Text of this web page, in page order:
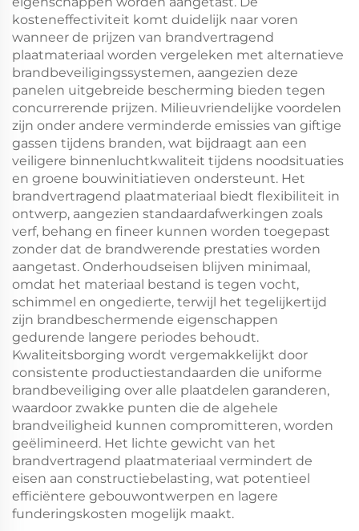
kosteneffectiviteit komt duidelijk naar voren
wanneer de prijzen van brandvertragend
plaatmateriaal worden vergeleken met alternatieve
brandbeveiligingssystemen, aangezien deze
panelen uitgebreide bescherming bieden tegen
concurrerende prijzen. Milieuvriendelijke voordelen
zijn onder andere verminderde emissies van giftige
gassen tijdens branden, wat bijdraagt aan een
veiligere binnenluchtkwaliteit tijdens noodsituaties
en groene bouwinitiatieven ondersteunt. Het
brandvertragend plaatmateriaal biedt flexibiliteit in
ontwerp, aangezien standaardafwerkingen zoals
verf, behang en fineer kunnen worden toegepast
zonder dat de brandwerende prestaties worden
aangetast. Onderhoudseisen blijven minimaal,
omdat het materiaal bestand is tegen vocht,
schimmel en ongedierte, terwijl het tegelijkertijd
zijn brandbeschermende eigenschappen
gedurende langere periodes behoudt.
Kwaliteitsborging wordt vergemakkelijkt door
consistente productiestandaarden die uniforme
brandbeveiliging over alle plaatdelen garanderen,
waardoor zwakke punten die de algehele
brandveiligheid kunnen compromitteren, worden
geëlimineerd. Het lichte gewicht van het
brandvertragend plaatmateriaal vermindert de
eisen aan constructiebelasting, wat potentieel
efficiëntere gebouwontwerpen en lagere
funderingskosten mogelijk maakt.